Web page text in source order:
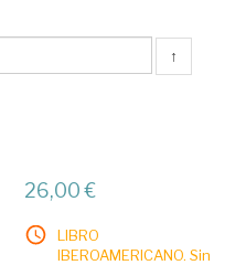
↑
26,00 €
LIBRO
IBEROAMERICANO. Sin